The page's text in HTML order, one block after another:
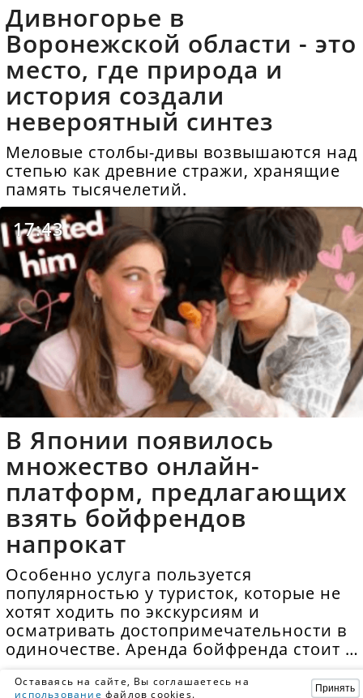
Дивногорье в
Воронежской области - это
место, где природа и
история создали
невероятный синтез
Меловые столбы-дивы возвышаются над
степью как древние стражи, хранящие
память тысячелетий.
17:43
В Японии появилось
множество онлайн-
платформ, предлагающих
взять бойфрендов
напрокат
Особенно услуга пользуется
популярностью у туристок, которые не
хотят ходить по экскурсиям и
осматривать достопримечательности в
одиночестве. Аренда бойфренда стоит в
Оставаясь на сайте, Вы соглашаетесь на
использование файлов cookies. Принять